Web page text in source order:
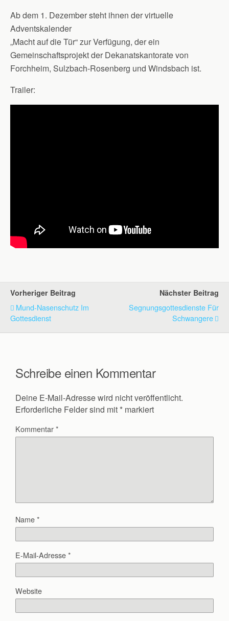
Ab dem 1. Dezember steht ihnen der virtuelle
Adventskalender
„Macht auf die Tür“ zur Verfügung, der ein
Gemeinschaftsprojekt der Dekanatskantorate von
Forchheim, Sulzbach-Rosenberg und Windsbach ist.
Trailer:
Vorheriger Beitrag
Mund-Nasenschutz Im
Gottesdienst
Nächster Beitrag
Segnungsgottesdienste Für
Schwangere
Schreibe einen Kommentar
Deine E-Mail-Adresse wird nicht veröffentlicht.
Erforderliche Felder sind mit * markiert
Kommentar*
Name*
E-Mail-Adresse*
Website